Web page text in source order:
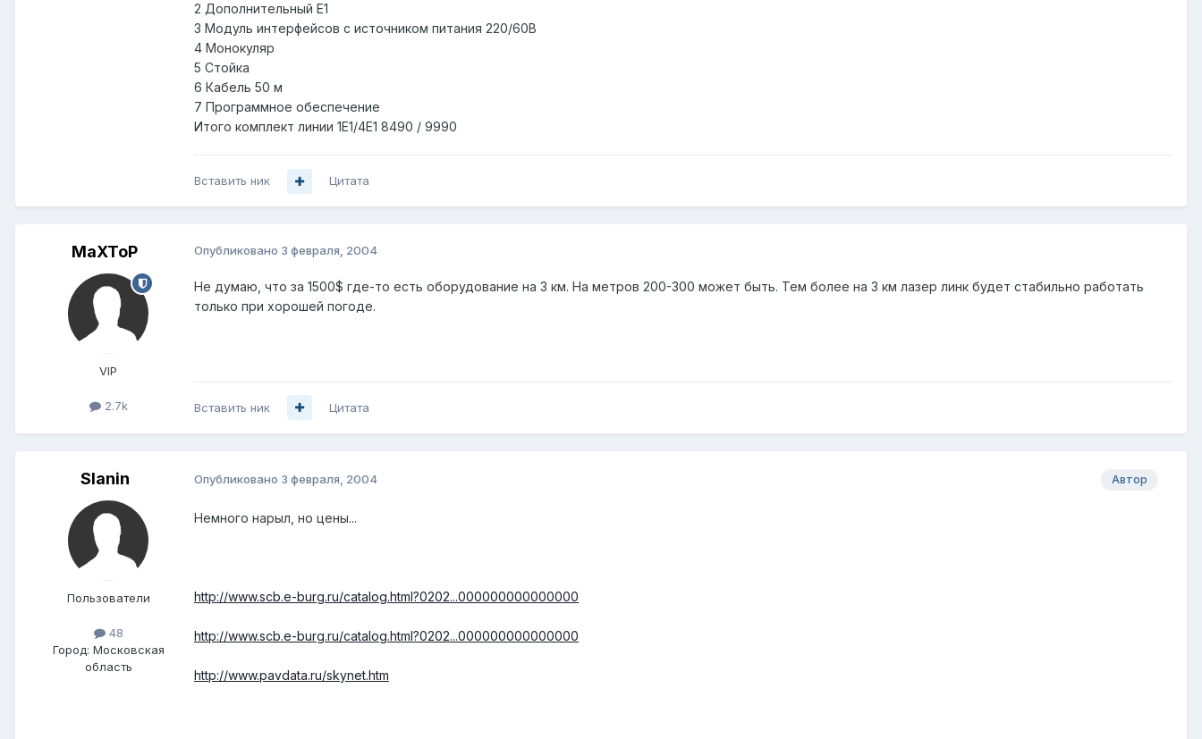
2 Дополнительный E1
3 Модуль интерфейсов с источником питания 220/60В
4 Монокуляр
5 Стойка
6 Кабель 50 м
7 Программное обеспечение
Итого комплект линии 1Е1/4Е1 8490 / 9990
Вставить ник Цитата
MaXToP
VIP
2.7k
Опубликовано 3 февраля, 2004
Не думаю, что за 1500$ где-то есть оборудование на 3 км. На метров 200-300 может быть. Тем более на 3 км лазер линк будет стабильно работать
только при хорошей погоде.
Вставить ник Цитата
Slanin
Пользователи
48
Город: Московская
область
Автор
Опубликовано 3 февраля, 2004
Немного нарыл, но цены...
http://www.scb.e-burg.ru/catalog.html?0202...000000000000000
http://www.scb.e-burg.ru/catalog.html?0202...000000000000000
http://www.pavdata.ru/skynet.htm